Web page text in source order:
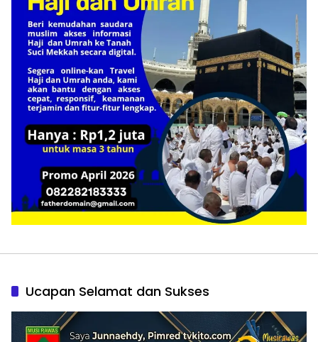
Ucapan Selamat dan Sukses